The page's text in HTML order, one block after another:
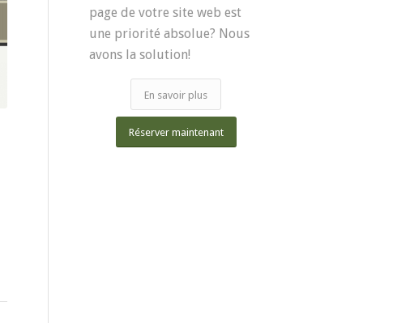
page de votre site web est
une priorité absolue? Nous
avons la solution!
En savoir plus
Réserver maintenant